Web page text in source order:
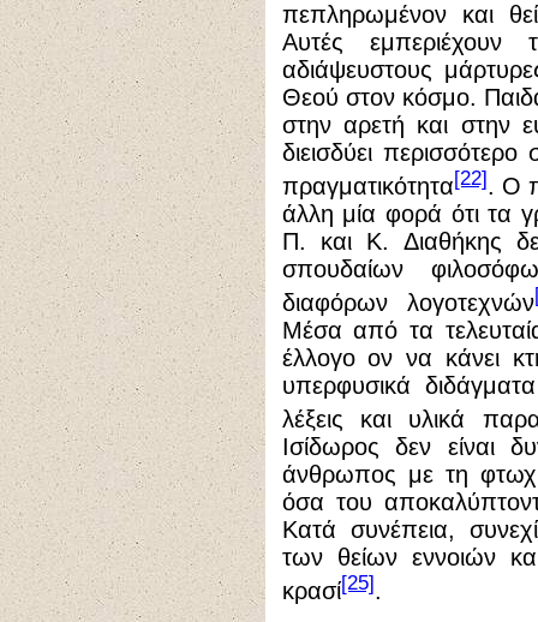
πεπληρωμένον και
Αυτές
αδιάψευστους
Θεού στον κόσμο.
στην αρετή και στην
διεισδύει
πραγματικότητα[22] . Ο
άλλη μία φορά ότι τα
Π. και Κ. Διαθήκης
σπουδαίων
διαφόρων λογοτεχνών
Μέσα από τα
έλλογο ον να κάνει
υπερφυσικά
λέξεις και υλικά
Ισίδωρος δεν είναι
άνθρωπος με τη
όσα του
Κατά συνέπεια,
των θείων εννοιών
κρασί[25].